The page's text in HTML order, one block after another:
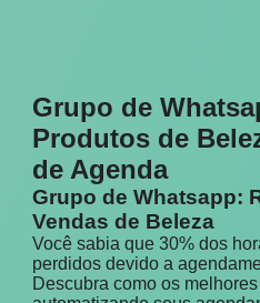
Grupo de
Produtos de
de Agenda
Grupo de Whatsapp:
Vendas de Beleza
Você sabia que 30% dos
perdidos devido a
Descubra como os